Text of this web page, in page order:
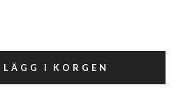
LÄGG I KORGEN